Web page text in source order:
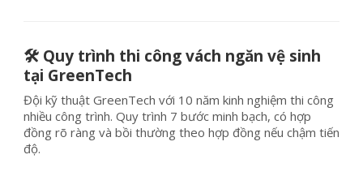
🛠️ Quy trình thi công vách ngăn vệ sinh
tại GreenTech
Đội kỹ thuật GreenTech với 10 năm kinh nghiệm thi công
nhiều công trình. Quy trình 7 bước minh bạch, có hợp
đồng rõ ràng và bồi thường theo hợp đồng nếu chậm tiến
độ.